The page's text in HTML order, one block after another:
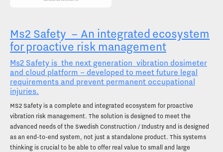
Ms2 Safety – An integrated ecosystem
for proactive risk management
Ms2 Safety is the next generation vibration dosimeter
and cloud platform – developed to meet future legal
requirements and prevent permanent occupational
injuries.
MS2 Safety is a complete and integrated ecosystem for proactive
vibration risk management. The solution is designed to meet the
advanced needs of the Swedish Construction / Industry and is designed
as an end-to-end system, not just a standalone product. This systems
thinking is crucial to be able to offer real value to small and large